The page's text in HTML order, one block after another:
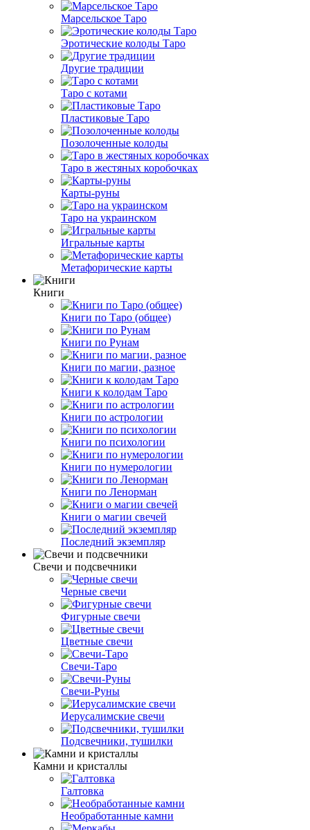
Марсельское Таро
Эротические колоды Таро
Другие традиции
Таро с котами
Пластиковые Таро
Позолоченные колоды
Таро в жестяных коробочках
Карты-руны
Таро на украинском
Игральные карты
Метафорические карты
Книги
Книги по Таро (общее)
Книги по Рунам
Книги по магии, разное
Книги к колодам Таро
Книги по астрологии
Книги по психологии
Книги по нумерологии
Книги по Ленорман
Книги о магии свечей
Последний экземпляр
Свечи и подсвечники
Черные свечи
Фигурные свечи
Цветные свечи
Свечи-Таро
Свечи-Руны
Иерусалимские свечи
Подсвечники, тушилки
Камни и кристаллы
Галтовка
Необработанные камни